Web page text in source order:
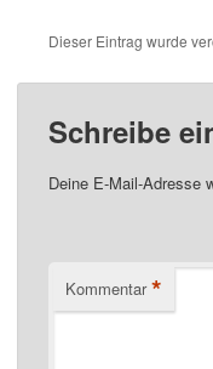
Dieser Eintrag wurde
Schreibe
Deine E-Mail-Adresse
Kommentar *